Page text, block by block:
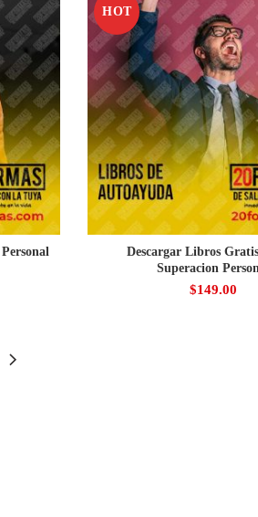
HOT
Descargar Libros
Superacion
$149.00